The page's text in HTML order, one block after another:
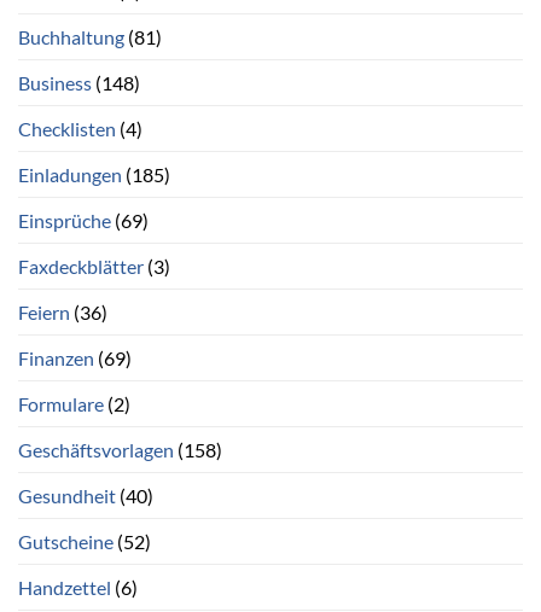
Buchhaltung (81)
Business (148)
Checklisten (4)
Einladungen (185)
Einsprüche (69)
Faxdeckblätter (3)
Feiern (36)
Finanzen (69)
Formulare (2)
Geschäftsvorlagen (158)
Gesundheit (40)
Gutscheine (52)
Handzettel (6)